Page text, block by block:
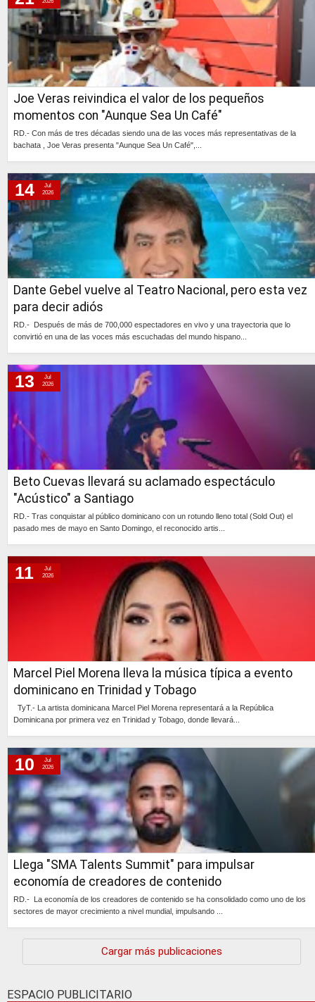
Joe Veras reivindica el valor de los pequeños
momentos con "Aunque Sea Un Café"
RD.- Con más de tres décadas siendo una de las voces más representativas de la
bachata , Joe Veras presenta "Aunque Sea Un Café",...
Dante Gebel vuelve al Teatro Nacional, pero esta vez
para decir adiós
RD.- Después de más de 700,000 espectadores en vivo y una trayectoria que lo
convirtió en una de las voces más escuchadas del mundo hispano...
14
Jul
2026
Beto Cuevas llevará su aclamado espectáculo
"Acústico" a Santiago
RD.- Tras conquistar al público dominicano con un rotundo lleno total (Sold Out) el
pasado mes de mayo en Santo Domingo, el reconocido artis...
13
Jul
2026
Marcel Piel Morena lleva la música típica a evento
dominicano en Trinidad y Tobago
TyT.- La artista dominicana Marcel Piel Morena representará a la República
Dominicana por primera vez en Trinidad y Tobago, donde llevará...
11
Jul
2026
Llega "SMA Talents Summit" para impulsar
economía de creadores de contenido
RD.- La economía de los creadores de contenido se ha consolidado como uno de los
sectores de mayor crecimiento a nivel mundial, impulsando ...
10
Jul
2026
Cargar más publicaciones
ESPACIO PUBLICITARIO